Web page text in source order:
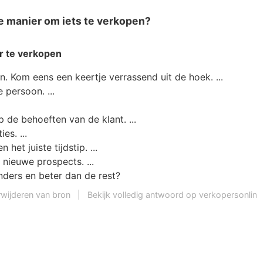
manier om iets te verkopen?
te verkopen
Kom eens een keertje verrassend uit de hoek. ...
persoon. ...
de behoeften van de klant. ...
...
het juiste tijdstip. ...
prospects. ...
en beter dan de rest?
van bron Bekijk volledig antwoord op